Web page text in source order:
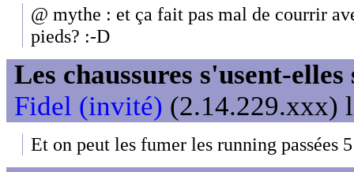
@ mythe : et ça fait pas mal de courrir
pieds? :-D
Les chaussures s'usent-
Fidel (invité) (2.14.229.xxx)
Et on peut les fumer les running passées